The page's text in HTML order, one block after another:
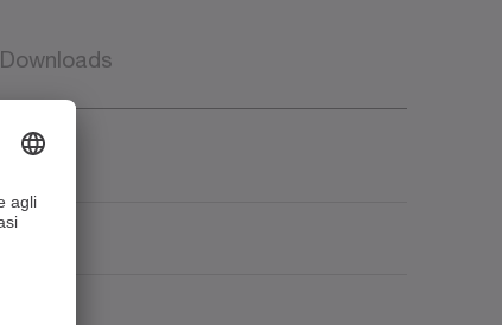
Downloads